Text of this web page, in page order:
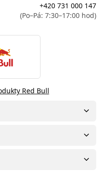
+420 731 000 147
(Po–Pá: 7:30–17:00 hod)
Red Bull